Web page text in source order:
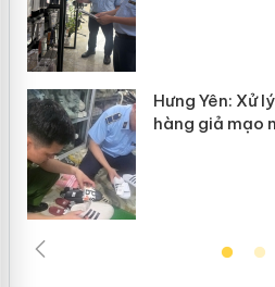
Hưng Yên: Xử
hàng giả mạo